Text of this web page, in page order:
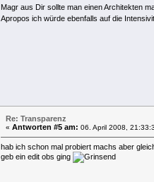
Magr aus Dir sollte man einen Architekten
Apropos ich würde ebenfalls auf die
Re: Transparenz
« Antworten #5 am: 06. April 2008,
hab ich schon mal probiert machs aber
geb ein edit obs ging